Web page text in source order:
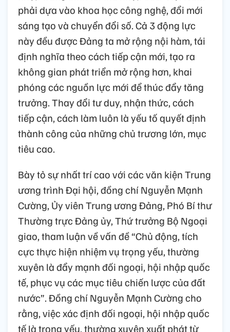
phải dựa vào khoa học công nghệ, đổi mới
sáng tạo và chuyển đổi số. Cả 3 động lực
này đều được Đảng ta mở rộng nội hàm, tái
định nghĩa theo cách tiếp cận mới, tạo ra
không gian phát triển mở rộng hơn, khai
phóng các nguồn lực mới để thúc đẩy tăng
trưởng. Thay đổi tư duy, nhận thức, cách
tiếp cận, cách làm luôn là yếu tố quyết định
thành công của những chủ trương lớn, mục
tiêu cao.
Bày tỏ sự nhất trí cao với các văn kiện Trung
ương trình Đại hội, đồng chí Nguyễn Mạnh
Cường, Ủy viên Trung ương Đảng, Phó Bí thư
Thường trực Đảng ủy, Thứ trưởng Bộ Ngoại
giao, tham luận về vấn đề “Chủ động, tích
cực thực hiện nhiệm vụ trọng yếu, thường
xuyên là đẩy mạnh đối ngoại, hội nhập quốc
tế, phục vụ các mục tiêu chiến lược của đất
nước”. Đồng chí Nguyễn Mạnh Cường cho
rằng, việc xác định đối ngoại, hội nhập quốc
tế là trọng yếu, thường xuyên xuất phát từ